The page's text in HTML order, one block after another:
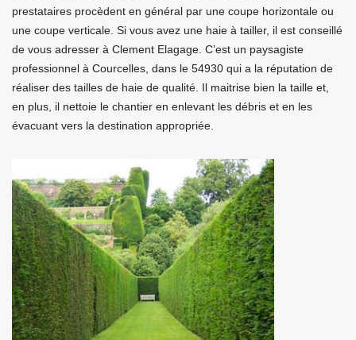
prestataires procèdent en général par une coupe horizontale ou
une coupe verticale. Si vous avez une haie à tailler, il est conseillé
de vous adresser à Clement Elagage. C’est un paysagiste
professionnel à Courcelles, dans le 54930 qui a la réputation de
réaliser des tailles de haie de qualité. Il maitrise bien la taille et,
en plus, il nettoie le chantier en enlevant les débris et en les
évacuant vers la destination appropriée.